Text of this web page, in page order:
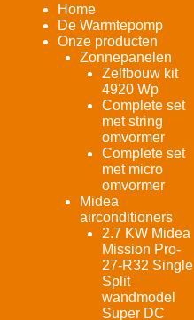
Home
De Warmtepomp
Onze producten
Zonnepanelen
Zelfbouw kit
4920 Wp
Complete set
met string
omvormer
Complete set
met micro
omvormer
Midea
airconditioners
2.7 KW Midea
Mission Pro-
27-R32 Single
Split
wandmodel
Super DC